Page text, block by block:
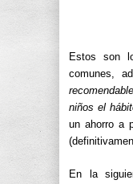
Estos son
comunes,
niños el
un ahorro a
En la